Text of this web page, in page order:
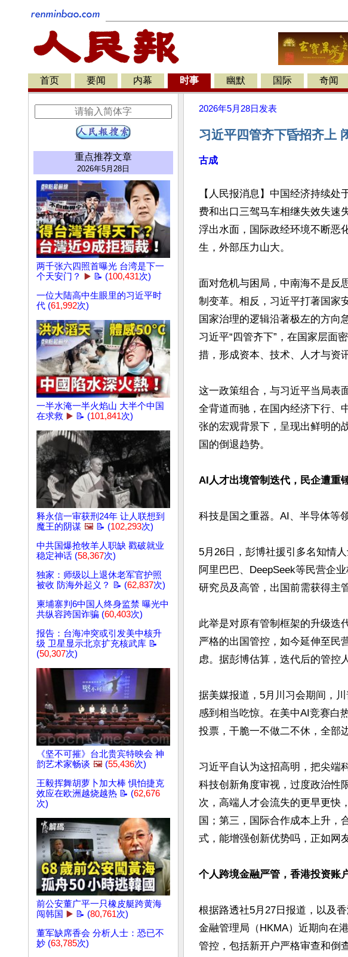
首页 要闻 内幕 时事 幽默 国际 奇闻
重点推荐文章
2026年5月28日
两千张六四照首曝光 台湾是下一
个天安门？
▶️ 📝 (100,431次)
一位大陆高中生眼里的习近平时
代 (61,992次)
一半水淹一半火焰山 大半个中国
在求救 ▶️ 📝 (101,841次)
释永信一审获刑24年 让人联想到
魔王的阴谋 🖼️ 📝 (102,293次)
中共国爆抢牧羊人职缺 戳破就业
稳定神话 (58,367次)
独家：师级以上退休老军官护照
被收 防海外起义？ 📝 (62,837次)
柬埔寨判6中国人终身监禁 曝光中
共纵容跨国诈骗 (60,403次)
报告：台海冲突或引发美中核升
级 卫星显示北京扩充核武库 📝
(50,307次)
《坚不可摧》台北贵宾特映会 神
韵艺术家畅谈 🖼️ (55,436次)
王毅挥舞胡萝卜加大棒 惧怕捷克
效应在欧洲越烧越热 📝 (62,676
次)
前公安董广平一只橡皮艇跨黄海
闯韩国 ▶️ 📝 (80,761次)
董军缺席香会 分析人士：恐已不
妙 (63,785次)
2026年5月28日 发表
习近平四管齐下昏招齐上
古成
【人民报消息】中国经济持续处
费和出口三驾马车相继失效失速
浮出水面，国际政经环境不断恶
生，外部压力山大。
面对危机与困局，中南海不是反
制变革。相反，习近平打著国家
国家治理的逻辑沿著极左的方向
习近平“四管齐下”，在国家层面
措，形成资本、技术、人才与资
这一政策组合，与习近平当局表
全背道而驰，在国内经济下行、
张的宏观背景下，呈现出鲜明的
国的倒退趋势。
AI人才出境管制迭代，民企遭重
科技是国之重器。AI、半导体等
5月26日，彭博社援引多名知情
阿里巴巴、DeepSeek等民营企
研究员及高管，出国前需获得主
此举是对原有管制框架的升级迭
严格的出国管控，如今延伸至民
虑。据彭博估算，迭代后的管控
据美媒报道，5月川习会期间，
感到相当吃惊。在美中AI竞赛白
投票，干脆一不做二不休，全部
习近平自认为这招高明，把尖端
科技创新角度审视，过度政治性
次，高端人才会流失的更早更快
国；第三，国际合作成本上升，
式，能增强创新优势吗，正如网
个人跨境金融严管，香港投资账
根据路透社5月27日报道，以及
金融管理局（HKMA）近期向在
管控，包括新开户严格审查和倒